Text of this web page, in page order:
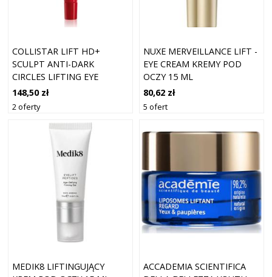
COLLISTAR LIFT HD+
SCULPT ANTI-DARK
CIRCLES LIFTING EYE
CONTOUR LIFTINGUJĄCY
KREM POD OCZY PRZECIW
CIENIOM 15 ML
148,50 zł
2 oferty
NUXE MERVEILLANCE LIFT -
EYE CREAM KREMY POD
OCZY 15 ML
80,62 zł
5 ofert
MEDIK8 LIFTINGUJĄCY
ACCADEMIA SCIENTIFICA